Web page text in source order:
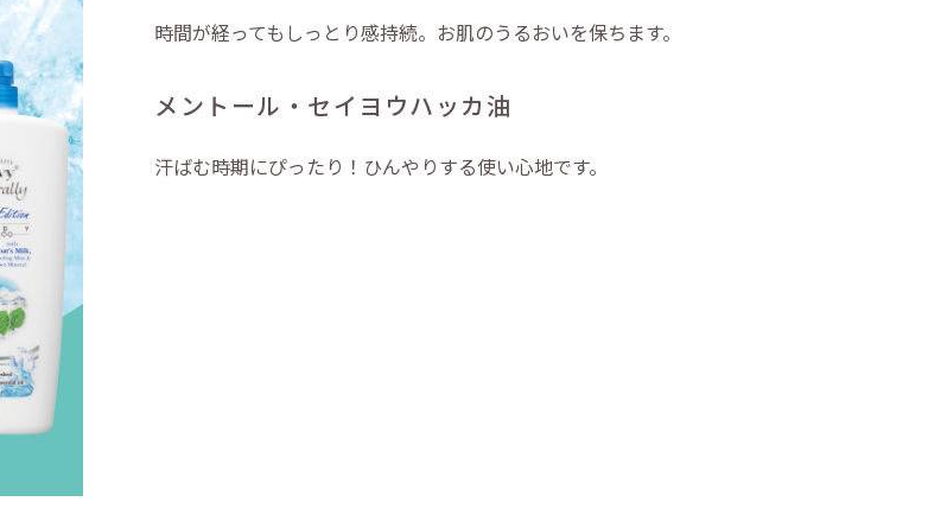
時間が経ってもしっとり感持続。お肌のうるおいを保ちます。
メントール・セイヨウハッカ油
汗ばむ時期にぴったり！ひんやりする使い心地です。